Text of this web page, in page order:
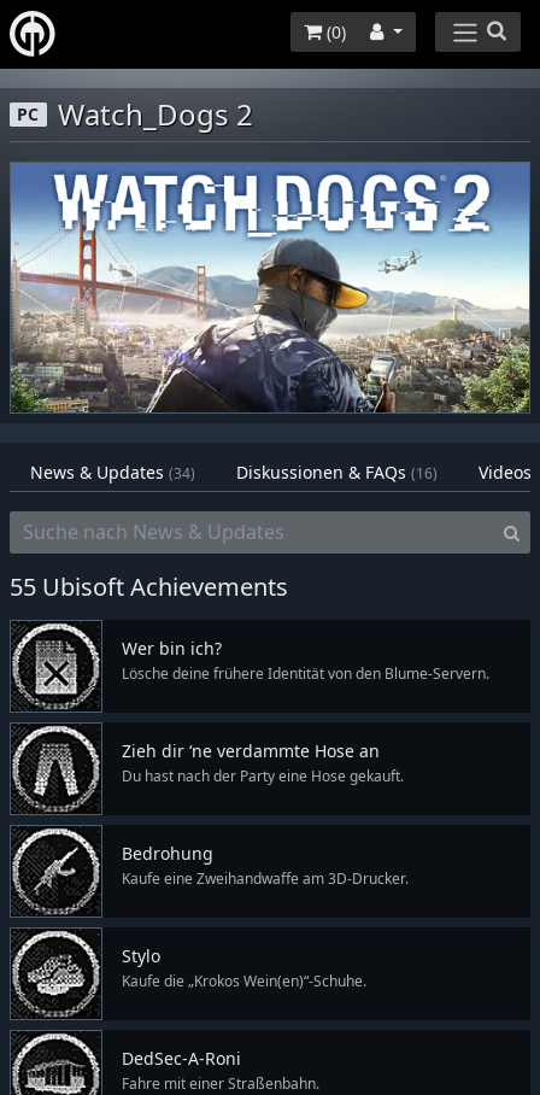
(0)
PC Watch_Dogs 2
News & Updates (34) Diskussionen & FAQs (16) Videos
55 Ubisoft Achievements
Wer bin ich?
Lösche deine frühere Identität von den Blume-Servern.
Zieh dir ‘ne verdammte Hose an
Du hast nach der Party eine Hose gekauft.
Bedrohung
Kaufe eine Zweihandwaffe am 3D-Drucker.
Stylo
Kaufe die „Krokos Wein(en)“-Schuhe.
DedSec-A-Roni
Fahre mit einer Straßenbahn.